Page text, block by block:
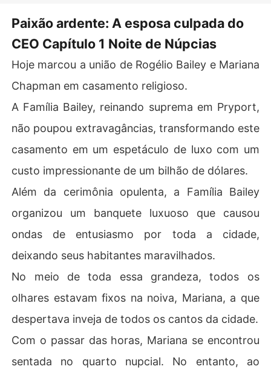
ficando grávida.
s olhos atentos de Rogélio. Ele a odiava e a humilhava i
ncessantemente, mas jamais permitiria que outra pesso
"Senhor Bailey, sua esposa se envolveu em uma confus
Rogélio agiu discretamente, afastando completamente
"Senhor, sua esposa afirmou que toda a riqueza da sua
família pertence a ela!"
Rogélio transferiu silenciosamente todas as ações para
io a puxou para seu abraço caloroso, sussurrando: "Sen
horita Bailey, para onde você pensa em ir com nosso fil
Paixão ardente: A esposa culpada do
CEO Capítulo 1 Noite de Núpcias
Hoje marcou a união de Rogélio Bailey e Mariana
Chapman em casamento religioso.
A Família Bailey, reinando suprema em Pryport,
não poupou extravagâncias, transformando este
casamento em um espetáculo de luxo com um
custo impressionante de um bilhão de dólares.
Além da cerimônia opulenta, a Família Bailey
organizou um banquete luxuoso que causou
ondas de entusiasmo por toda a cidade,
deixando seus habitantes maravilhados.
No meio de toda essa grandeza, todos os
olhares estavam fixos na noiva, Mariana, a que
despertava inveja de todos os cantos da cidade.
Com o passar das horas, Mariana se encontrou
sentada no quarto nupcial. No entanto, ao